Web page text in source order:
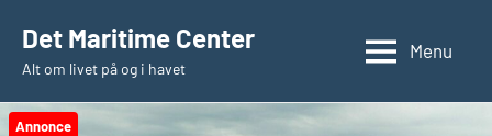
indhold
Det Maritime Center
Alt om livet på og i havet
Menu
Annonce